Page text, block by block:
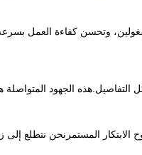
وتحسن كفاءة العمل
التفاصيل.هذه الجهود
المستمرنحن نتطلع إلى